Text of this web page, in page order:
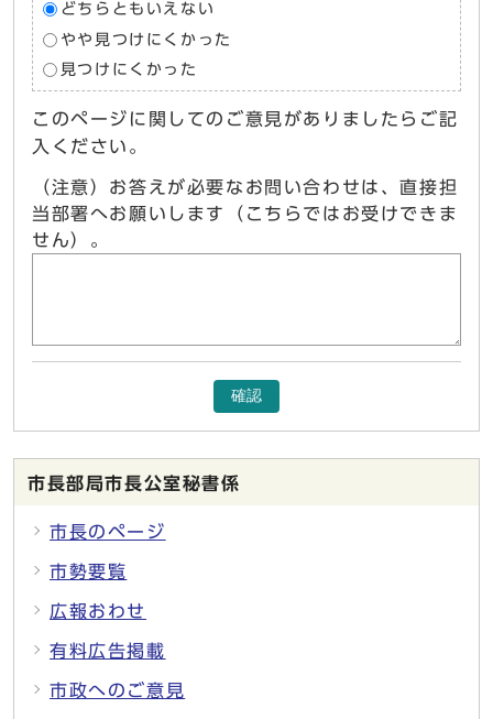
どちらともいえない
やや見つけにくかった
見つけにくかった
このページに関してのご意見がありましたらご記
入ください。
（注意）お答えが必要なお問い合わせは、直接担
当部署へお願いします（こちらではお受けできま
せん）。
確認
市長部局市長公室秘書係
市長のページ
市勢要覧
広報おわせ
有料広告掲載
市政へのご意見